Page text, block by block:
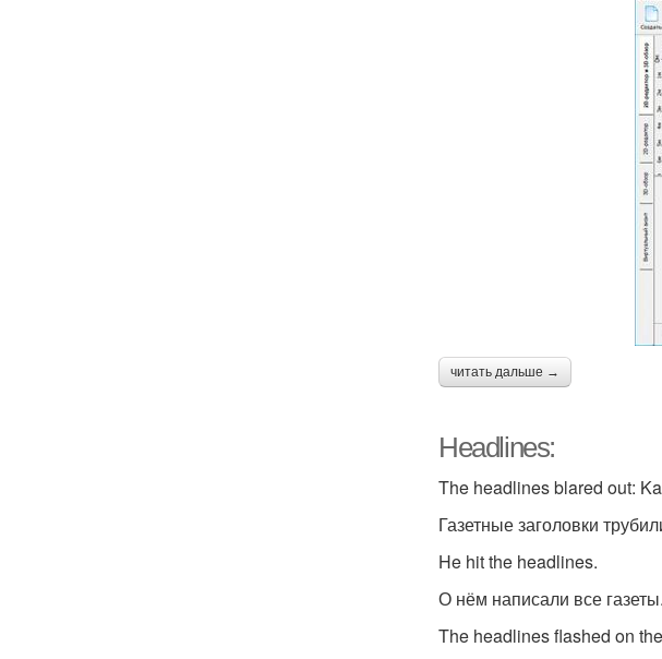
читать дальше →
Headlines:
The headlines blared out:
Газетные заголовки
He hit the headlines.
О нём написали все газеты.
The headlines flashed on